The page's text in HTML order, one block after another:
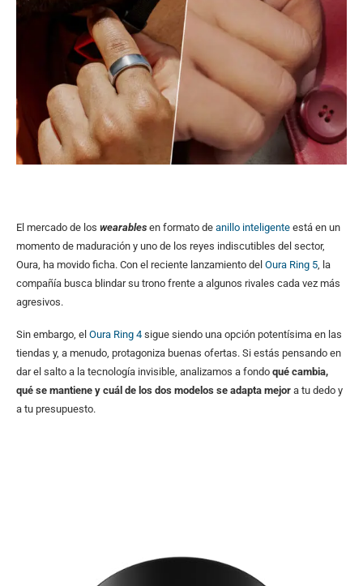
El mercado de los wearables en formato de anillo inteligente está en un
momento de maduración y uno de los reyes indiscutibles del sector,
Oura, ha movido ficha. Con el reciente lanzamiento del Oura Ring 5 , la
compañía busca blindar su trono frente a algunos rivales cada vez más
agresivos.
Sin embargo, el Oura Ring 4 sigue siendo una opción potentísima en las
tiendas y, a menudo, protagoniza buenas ofertas. Si estás pensando en
dar el salto a la tecnología invisible, analizamos a fondo qué cambia,
qué se mantiene y cuál de los dos modelos se adapta mejor a tu dedo y
a tu presupuesto.